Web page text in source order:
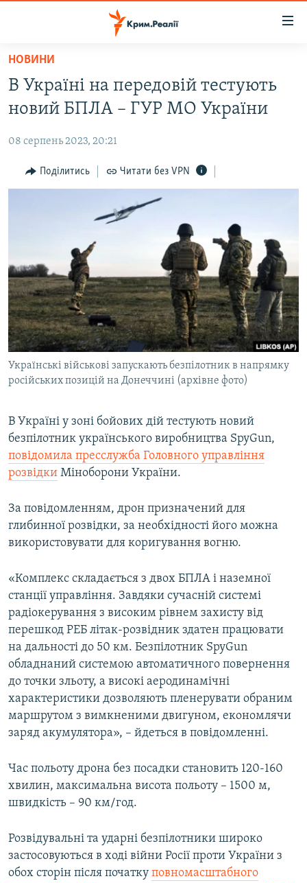
Перейти
основного
матеріалу
до
навігації
Перейти
ВОДА.КРИМ
ПОЛІТИКА
БЛОГИ
ВСЕ ЗА ДЕНЬ
СПЕЦПРОЕКТИ
ДЕПОРТАЦІЯ
ВІДЕОУРОКИ «ELIFBE»
СВІДЧЕННЯ ОКУПАЦІЇ
УКРАЇНСЬКА ПРОБЛЕМА КРИМУ
ЯК ОБІЙТИ БЛОКУВАННЯ
Русский
Qırımtatar
Усі сайти RFE/RL
НОВИНИ
В Україні на передовій тестують
новий БПЛА – ГУР МО України
08 серпень 2023, 20:21
Поділитись Читати без VPN
Українські військові запускають безпілотник в напрямку
російських позицій на Донеччині (архівне фото)
В Україні у зоні бойових дій тестують новий
безпілотник українського виробництва SpyGun,
повідомила пресслужба Головного управління
розвідки Міноборони України.
За повідомленням, дрон призначений для
глибинної розвідки, за необхідності його можна
використовувати для коригування вогню.
«Комплекс складається з двох БПЛА і наземної
станції управління. Завдяки сучасній системі
радіокерування з високим рівнем захисту від
перешкод РЕБ літак-розвідник здатен працювати
на дальності до 50 км. Безпілотник SpyGun
обладнаний системою автоматичного повернення
до точки зльоту, а високі аеродинамічні
характеристики дозволяють пленерувати обраним
маршрутом з вимкненими двигуном, економлячи
заряд акумулятора», – йдеться в повідомленні.
Час польоту дрона без посадки становить 120-160
хвилин, максимальна висота польоту – 1500 м,
швидкість – 90 км/год.
Розвідувальні та ударні безпілотники широко
застосовуються в ході війни Росії проти України з
обох сторін після початку повномасштабного